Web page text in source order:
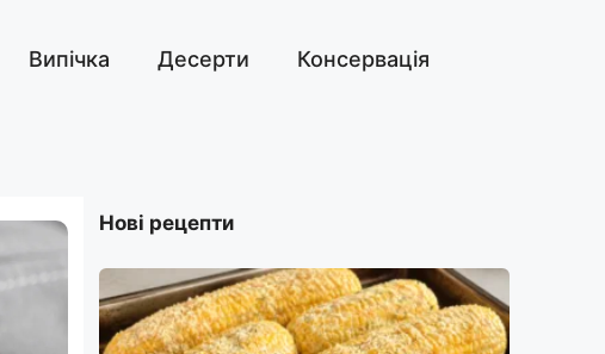
Випічка Десерти Консервація
Нові рецепти